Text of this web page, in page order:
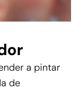
a pintar
de